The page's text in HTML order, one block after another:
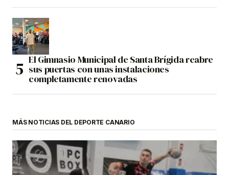
El Gimnasio Municipal de Santa Brígida reabre
sus puertas con unas instalaciones
completamente renovadas
MÁS NOTICIAS DEL DEPORTE CANARIO